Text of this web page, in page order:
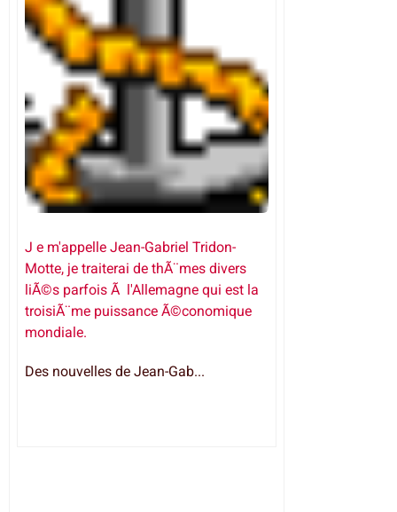
J e m'appelle Jean-Gabriel Tridon-
Motte, je traiterai de thÃ¨mes divers
liÃ©s parfois Ã l'Allemagne qui est la
troisiÃ¨me puissance Ã©conomique
mondiale.
Des nouvelles de Jean-Gab...